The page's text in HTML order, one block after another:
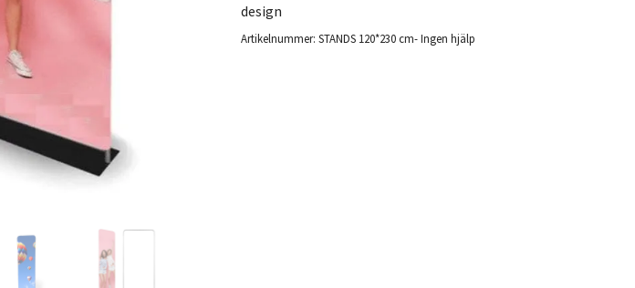
design
Artikelnummer: STANDS 120*230 cm- Ingen hjälp